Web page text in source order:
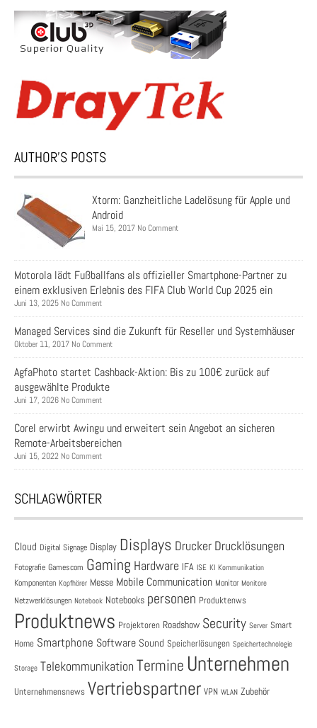
AUTHOR’S POSTS
Xtorm: Ganzheitliche Ladelösung für Apple und
Android
Mai 15, 2017 No Comment
Motorola lädt Fußballfans als offizieller Smartphone-Partner zu
einem exklusiven Erlebnis des FIFA Club World Cup 2025 ein
Juni 13, 2025 No Comment
Managed Services sind die Zukunft für Reseller und Systemhäuser
Oktober 11, 2017 No Comment
AgfaPhoto startet Cashback-Aktion: Bis zu 100€ zurück auf
ausgewählte Produkte
Juni 17, 2026 No Comment
Corel erwirbt Awingu und erweitert sein Angebot an sicheren
Remote-Arbeitsbereichen
Juni 15, 2022 No Comment
SCHLAGWÖRTER
Cloud Digital Signage Display Displays Drucker Drucklösungen
Fotografie Gamescom Gaming Hardware IFA ISE KI Kommunikation
Komponenten Kopfhörer Messe Mobile Communication Monitor Monitore
Netzwerklösungen Notebook Notebooks personen Produktenws
Produktnews Projektoren Roadshow Security Server Smart
Home Smartphone Software Sound Speicherlösungen Speichertechnologie
Storage Telekommunikation Termine Unternehmen
Unternehmensnews Vertriebspartner VPN WLAN Zubehör